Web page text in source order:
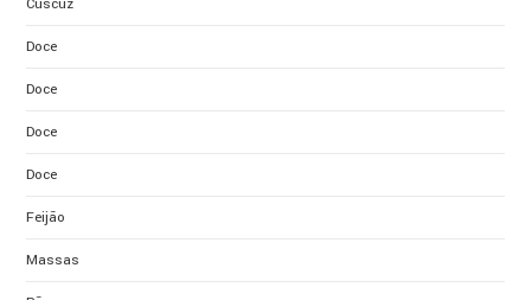
Cuscuz
Doce
Doce
Doce
Doce
Feijão
Massas